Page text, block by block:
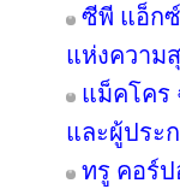
ซีพี แอ็กซ์
แห่งความ
แม็คโคร
และผู้ประ
ทรู คอร์ป